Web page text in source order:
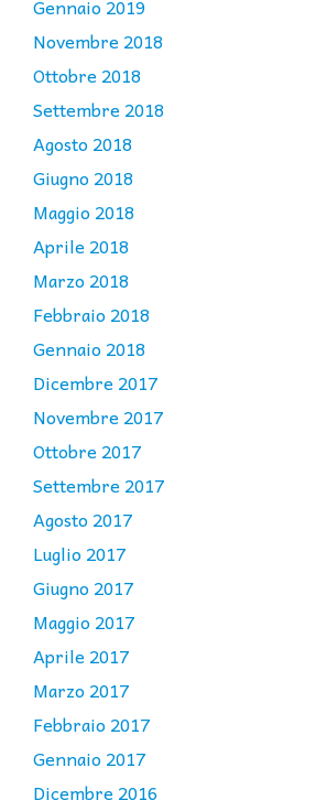
Gennaio 2019
Novembre 2018
Ottobre 2018
Settembre 2018
Agosto 2018
Giugno 2018
Maggio 2018
Aprile 2018
Marzo 2018
Febbraio 2018
Gennaio 2018
Dicembre 2017
Novembre 2017
Ottobre 2017
Settembre 2017
Agosto 2017
Luglio 2017
Giugno 2017
Maggio 2017
Aprile 2017
Marzo 2017
Febbraio 2017
Gennaio 2017
Dicembre 2016